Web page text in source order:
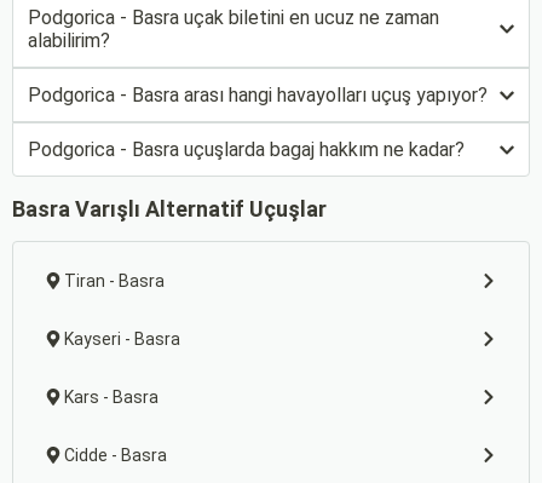
Podgorica - Basra uçak biletini en ucuz ne zaman
alabilirim?
Podgorica - Basra arası hangi havayolları uçuş yapıyor?
Podgorica - Basra uçuşlarda bagaj hakkım ne kadar?
Basra Varışlı Alternatif Uçuşlar
Tiran - Basra
Kayseri - Basra
Kars - Basra
Cidde - Basra